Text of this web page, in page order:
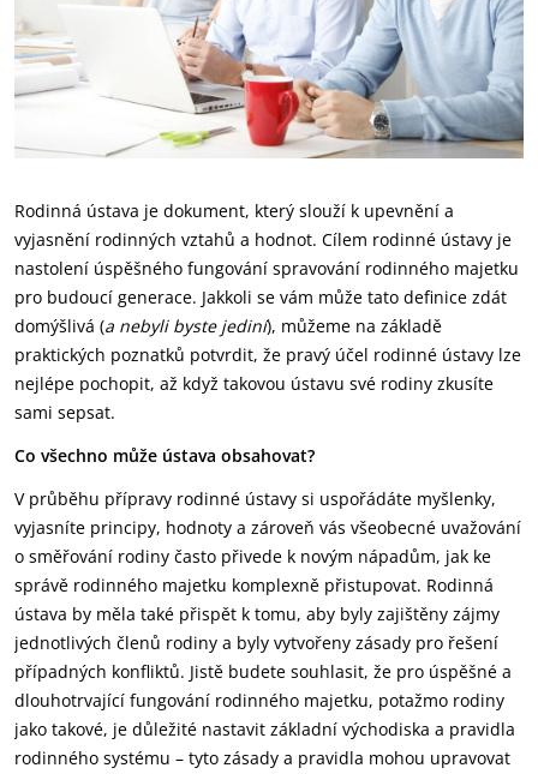
Rodinná ústava je dokument, který slouží k upevnění a
vyjasnění rodinných vztahů a hodnot. Cílem rodinné ústavy je
nastolení úspěšného fungování spravování rodinného majetku
pro budoucí generace. Jakkoli se vám může tato definice zdát
domýšlivá (a nebyli byste jediní), můžeme na základě
praktických poznatků potvrdit, že pravý účel rodinné ústavy lze
nejlépe pochopit, až když takovou ústavu své rodiny zkusíte
sami sepsat.
Co všechno může ústava obsahovat?
V průběhu přípravy rodinné ústavy si uspořádáte myšlenky,
vyjasníte principy, hodnoty a zároveň vás všeobecné uvažování
o směřování rodiny často přivede k novým nápadům, jak ke
správě rodinného majetku komplexně přistupovat. Rodinná
ústava by měla také přispět k tomu, aby byly zajištěny zájmy
jednotlivých členů rodiny a byly vytvořeny zásady pro řešení
případných konfliktů. Jistě budete souhlasit, že pro úspěšné a
dlouhotrvající fungování rodinného majetku, potažmo rodiny
jako takové, je důležité nastavit základní východiska a pravidla
rodinného systému – tyto zásady a pravidla mohou upravovat